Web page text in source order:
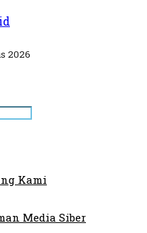
2026
Kami
Media Siber